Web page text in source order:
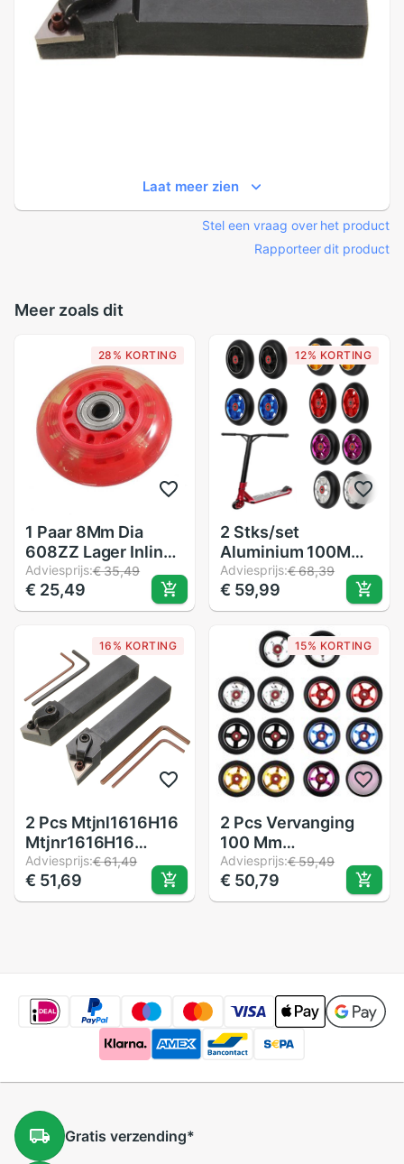
Laat meer zien
Stel een vraag over het product
Rapporteer dit product
Meer zoals dit
28% KORTING
1 Paar 8Mm Dia
608ZZ Lager Inline
Scooter Schaatsen
Skate Wiel Red
Adviesprijs:€ 35,49
€ 25,49
12% KORTING
2 Stks/set
Aluminium 100Mm
Pro Stunt Scooter
Wielen Met Lager
Kick Scooters
Scooter Onderdelen
Wielen
Vervangingen
Accessoires
Adviesprijs:€ 68,39
€ 59,99
16% KORTING
2 Pcs Mtjnl1616H16
Mtjnr1616H16
Draaibank Draaien
Gereedschaphouder
16X100 Mm Voor
Adviesprijs:€ 61,49
€ 51,69
15% KORTING
2 Pcs Vervanging
100 Mm
Push/Kick/Stunt
Scooter Wielen Met
Lagers & Bussen
Adviesprijs:€ 59,49
€ 50,79
Gratis verzending*